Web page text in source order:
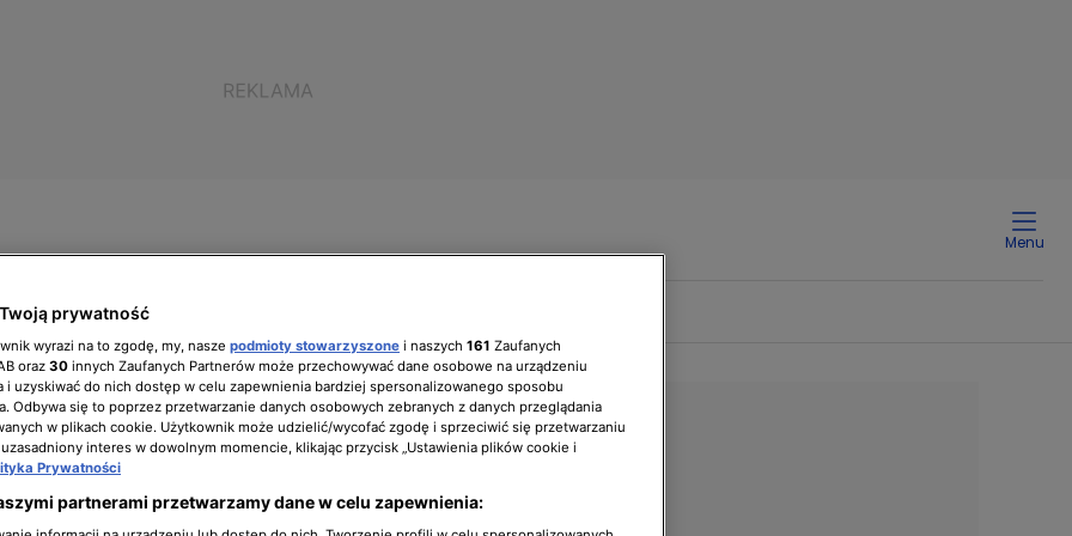
Menu
zarządzającyBiuro prasowe
poradzić sobie
prywatność
wyrazi na to zgodę, my, nasze podmioty stowarzyszone i naszych 161 Zaufanych
oraz 30 innych Zaufanych Partnerów może przechowywać dane osobowe na urządzeniu
i uzyskiwać do nich dostęp w celu zapewnienia bardziej spersonalizowanego sposobu
Odbywa się to poprzez przetwarzanie danych osobowych zebranych z danych przeglądania
w plikach cookie. Użytkownik może udzielić/wycofać zgodę i sprzeciwić się przetwarzaniu
interes w dowolnym momencie, klikając przycisk „Ustawienia plików cookie i
Prywatności
partnerami przetwarzamy dane w celu zapewnienia: